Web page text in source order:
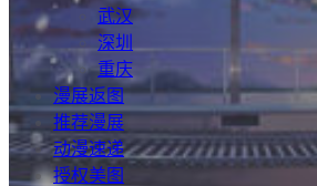
武汉
深圳
重庆
漫展返图
推荐漫展
动漫速递
授权美图